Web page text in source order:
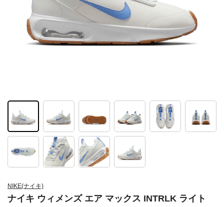
NIKE(ナイキ)
ナイキ ウィメンズ エア マックス INTRLK ライト